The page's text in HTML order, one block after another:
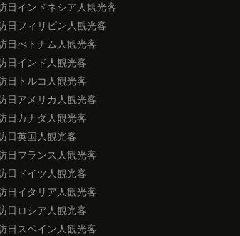
日インドネシア人観光客
日フィリピン人観光客
日べトナム人観光客
日インド人観光客
日トルコ人観光客
日アメリカ人観光客
日カナダ人観光客
日英国人観光客
日フランス人観光客
日ドイツ人観光客
日イタリア人観光客
日ロシア人観光客
日スペイン人観光客